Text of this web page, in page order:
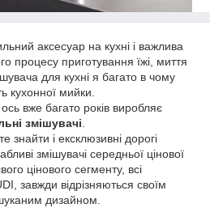
аксесуар на кухні і важлива
процесу приготування їжі, миття
для кухні я багато в чому
кухонної мийки.
вже багато років виробляє
змішувачі
і ексклюзивні дорогі
змішувачі середньої цінової
цінового сегменту, всі
завжди відрізняються своїм
дизайном.